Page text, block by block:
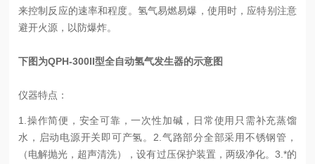
来控制反应的速率和程度。氢气易燃易爆，使用时，应特别注意
避开火源，以防爆炸。
下图为QPH-300II型全自动氢气发生器的示意图
仪器特点：
1.操作简便，安全可靠，一次性加碱，日常使用只需补充蒸馏
水，启动电源开关即可产氢。 2.气路部分全部采用不锈钢管，
（电解抛光，超声清洗），设有过压保护装置，两级净化。 3.*的